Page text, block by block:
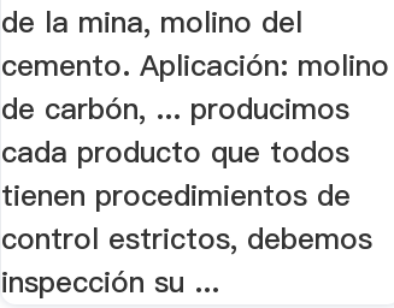
de la mina, molino del
cemento. Aplicación: molino
de carbón, ... producimos
cada producto que todos
tienen procedimientos de
control estrictos, debemos
inspección su ...